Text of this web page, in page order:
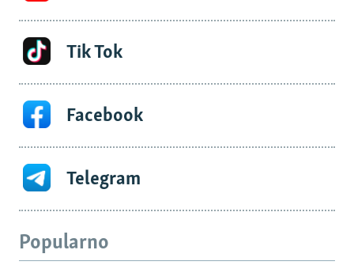
Tik Tok
Facebook
Telegram
Popularno